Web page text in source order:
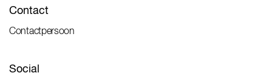
Contact
Contactpersoon
Social